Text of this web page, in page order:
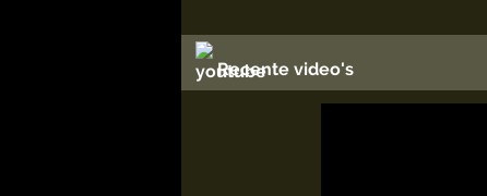
Recente video's